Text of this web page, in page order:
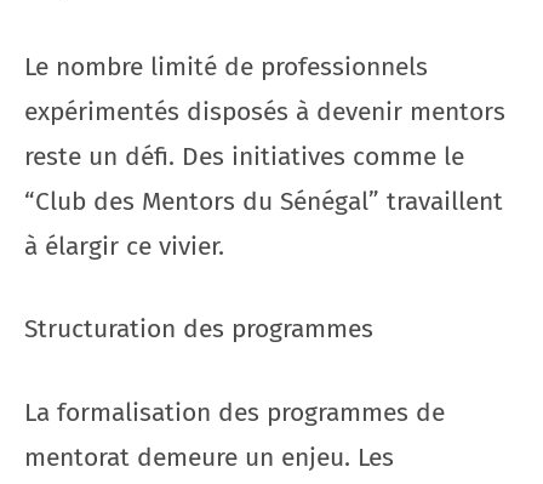
Le nombre limité de professionnels
expérimentés disposés à devenir mentors
reste un défi. Des initiatives comme le
“Club des Mentors du Sénégal” travaillent
à élargir ce vivier.
Structuration des programmes
La formalisation des programmes de
mentorat demeure un enjeu. Les